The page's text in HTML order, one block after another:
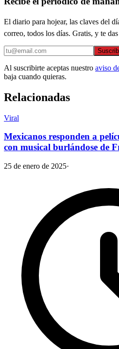
El diario para hojear, las claves del
correo, todos los días. Gratis, y te
Al suscribirte aceptas nuestro aviso
baja cuando quieras.
Relacionadas
Viral
Mexicanos responden a
con musical burlándose de
25 de enero de 2025·